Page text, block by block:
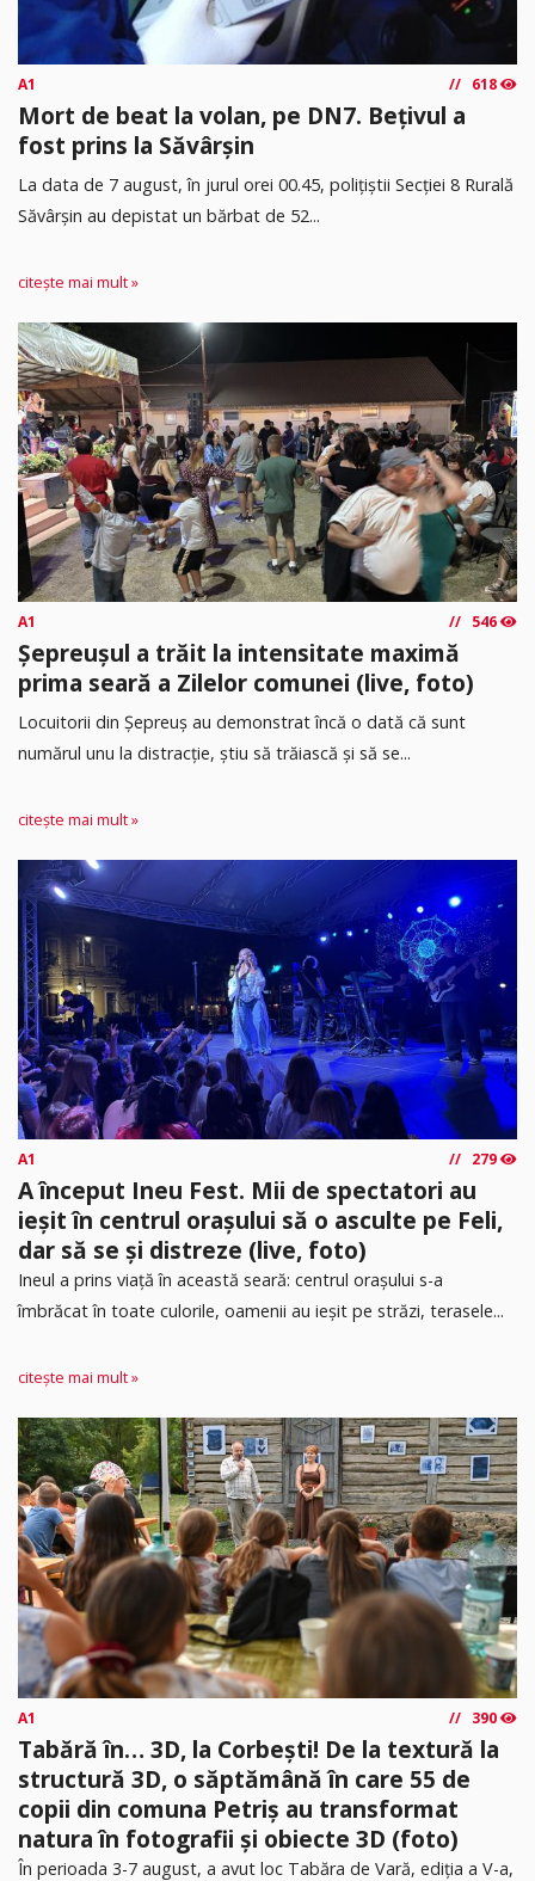
A1 618
Mort de beat la volan, pe DN7. Bețivul a
fost prins la Săvârșin
​La data de 7 august, în jurul orei 00.45, polițiștii Secției 8 Rurală
Săvârșin au depistat un bărbat de 52...
citește mai mult »
A1 546
Șepreușul a trăit la intensitate maximă
prima seară a Zilelor comunei (live, foto)
Locuitorii din Șepreuș au demonstrat încă o dată că sunt
numărul unu la distracție, știu să trăiască și să se...
citește mai mult »
A1 279
A început Ineu Fest. Mii de spectatori au
ieșit în centrul orașului să o asculte pe Feli,
dar să se și distreze (live, foto)
Ineul a prins viață în această seară: centrul orașului s-a
îmbrăcat în toate culorile, oamenii au ieșit pe străzi, terasele...
citește mai mult »
A1 390
Tabără în… 3D, la Corbești! De la textură la
structură 3D, o săptămână în care 55 de
copii din comuna Petriș au transformat
natura în fotografii și obiecte 3D (foto)
În perioada 3-7 august, a avut loc Tabăra de Vară, ediția a V-a,